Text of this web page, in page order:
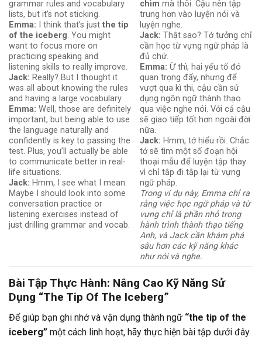
grammar rules and vocabulary
lists, but it’s not sticking.
Emma: I think that’s just the tip
of the iceberg. You might
want to focus more on
practicing speaking and
listening skills to really improve.
Jack: Really? But I thought it
was all about knowing the rules
and having a large vocabulary.
Emma: Well, those are definitely
important, but being able to use
the language naturally and
confidently is key to passing the
test. Plus, you’ll actually be able
to communicate better in real-
life situations.
Jack: Hmm, I see what I mean.
Maybe I should look into some
conversation practice or
listening exercises instead of
just drilling grammar and vocab.
chìm mà thôi. Cậu nên tập
trung hơn vào luyện nói và
luyện nghe.
Jack: Thật sao? Tớ tưởng chỉ
cần học từ vựng ngữ pháp là
đủ chứ.
Emma: Ừ thì, hai yếu tố đó
quan trọng đấy, nhưng để
vượt qua kì thi, cậu cần sử
dụng ngôn ngữ thành thạo
qua việc nghe nói. Với cả cậu
sẽ giao tiếp tốt hơn ngoài đời
nữa.
Jack: Hmm, tớ hiểu rồi. Chắc
tớ sẽ tìm một số đoạn hội
thoại mẫu để luyện tập thay
vì chỉ tập đi tập lại từ vựng
ngữ pháp.
Trong ví dụ này, Emma chỉ ra
rằng việc học ngữ pháp và từ
vựng chỉ là phần nhỏ trong
hành trình thành thạo tiếng
Anh, và Jack cần khám phá
sâu hơn các kỹ năng khác
như nói và nghe.
Bài Tập Thực Hành: Nâng Cao Kỹ Năng Sử
Dụng “The Tip Of The Iceberg”
Để giúp bạn ghi nhớ và vận dụng thành ngữ “the tip of the
iceberg” một cách linh hoạt, hãy thực hiện bài tập dưới đây.